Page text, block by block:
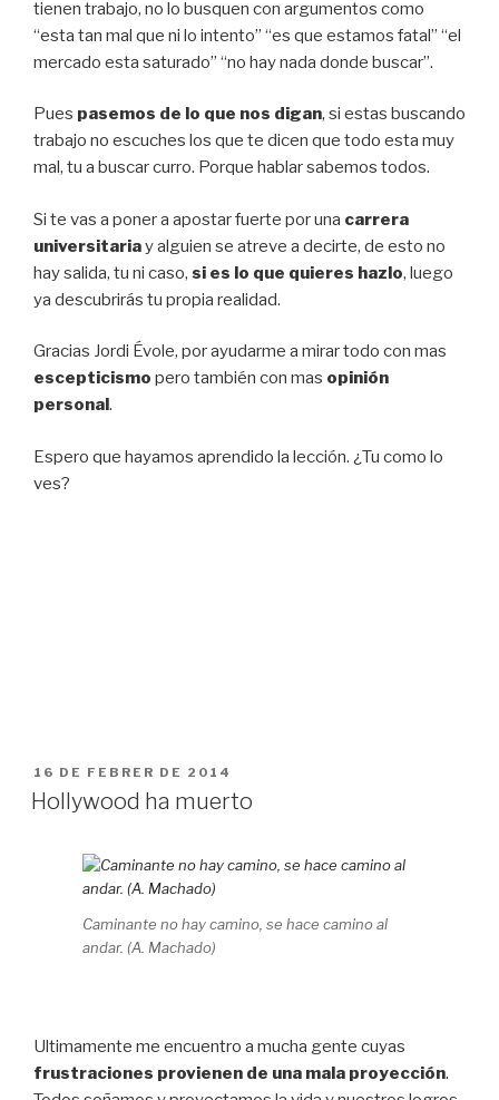
tienen trabajo, no lo busquen con argumentos como
“esta tan mal que ni lo intento” “es que estamos fatal” “el
mercado esta saturado” “no hay nada donde buscar”.
Pues pasemos de lo que nos digan, si estas buscando
trabajo no escuches los que te dicen que todo esta muy
mal, tu a buscar curro. Porque hablar sabemos todos.
Si te vas a poner a apostar fuerte por una carrera
universitariay alguien se atreve a decirte, de esto no
hay salida, tu ni caso, si es lo que quieres hazlo, luego
ya descubrirás tu propia realidad.
Gracias Jordi Évole, por ayudarme a mirar todo con mas
escepticismo pero también con mas opinión
personal .
Espero que hayamos aprendido la lección. ¿Tu como lo
ves?
PUBLICAT
A
16 DE FEBRER DE 2014
Hollywood ha muerto
Caminante no hay camino, se hace camino al
andar. (A. Machado)
Ultimamente me encuentro a mucha gente cuyas
frustraciones provienen de una mala proyección.